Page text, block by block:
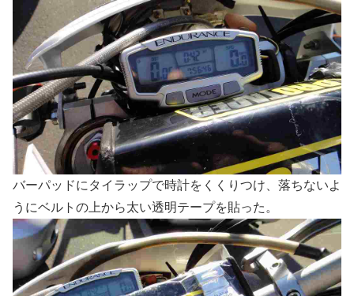
バーパッドにタイラップで時計をくくりつけ、落ちないよ
うにベルトの上から太い透明テープを貼った。